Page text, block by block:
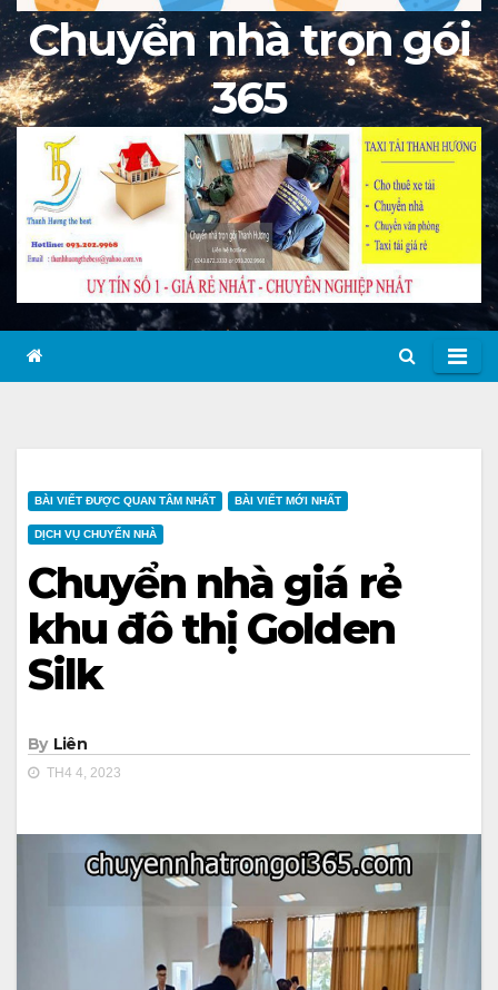
Chuyển nhà trọn gói
365
BÀI VIẾT ĐƯỢC QUAN TÂM NHẤT BÀI VIẾT MỚI NHẤT
DỊCH VỤ CHUYỂN NHÀ
Chuyển nhà giá rẻ
khu đô thị Golden
Silk
By Liên
TH4 4, 2023